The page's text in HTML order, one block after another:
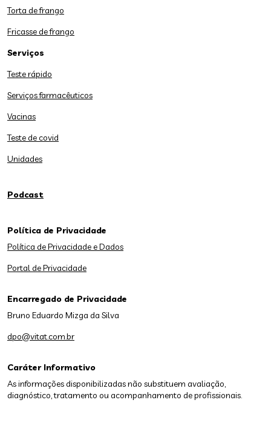
Torta de frango
Fricasse de frango
Serviços
Teste rápido
Serviços farmacêuticos
Vacinas
Teste de covid
Unidades
Podcast
Caráter Informativo
As informações disponibilizadas não substituem avaliação,
diagnóstico, tratamento ou acompanhamento de profissionais.
Política de Privacidade
Política de Privacidade e Dados
Portal de Privacidade
Encarregado de Privacidade
Bruno Eduardo Mizga da Silva
dpo@vitat.com.br